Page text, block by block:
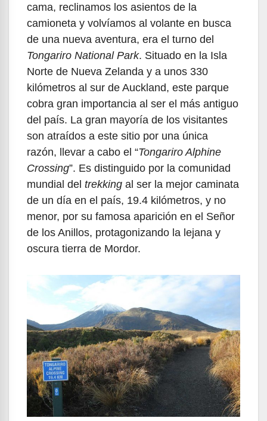
cama, reclinamos los asientos de la
camioneta y volvíamos al volante en busca
de una nueva aventura, era el turno del
Tongariro National Park. Situado en la Isla
Norte de Nueva Zelanda y a unos 330
kilómetros al sur de Auckland, este parque
cobra gran importancia al ser el más antiguo
del país. La gran mayoría de los visitantes
son atraídos a este sitio por una única
razón, llevar a cabo el “Tongariro Alphine
Crossing”. Es distinguido por la comunidad
mundial del trekking al ser la mejor caminata
de un día en el país, 19.4 kilómetros, y no
menor, por su famosa aparición en el Señor
de los Anillos, protagonizando la lejana y
oscura tierra de Mordor.